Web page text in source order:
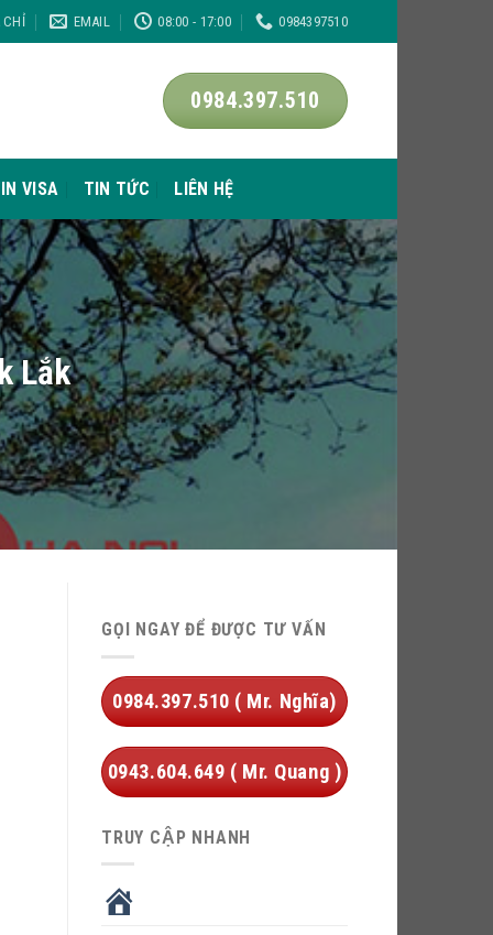
CHỈ EMAIL 08:00 - 17:00 0984397510
0984.397.510
VISA TIN TỨC LIÊN HỆ
Lắk
GỌI NGAY ĐỂ ĐƯỢC TƯ VẤN
0984.397.510 ( Mr. Nghĩa)
0943.604.649 ( Mr. Quang )
TRUY CẬP NHANH